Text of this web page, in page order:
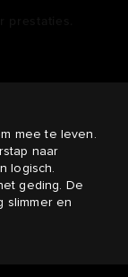
mee te leven.
naar
logisch.
geding. De
slimmer en